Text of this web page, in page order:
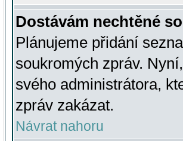
Dostávám nechtěné
Plánujeme přidání
soukromých zpráv.
svého administrátora,
zpráv zakázat.
Návrat nahoru